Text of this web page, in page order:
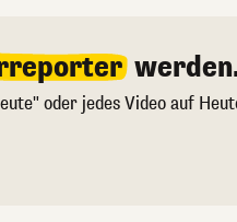
oder jedes Video auf